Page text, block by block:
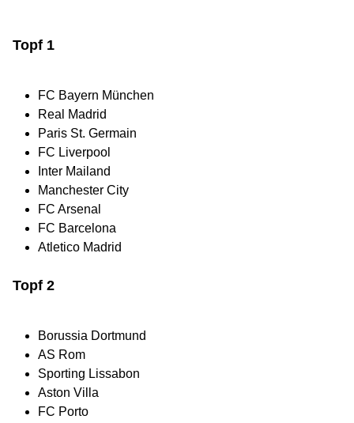
Topf 1
FC Bayern München
Real Madrid
Paris St. Germain
FC Liverpool
Inter Mailand
Manchester City
FC Arsenal
FC Barcelona
Atletico Madrid
Topf 2
Borussia Dortmund
AS Rom
Sporting Lissabon
Aston Villa
FC Porto